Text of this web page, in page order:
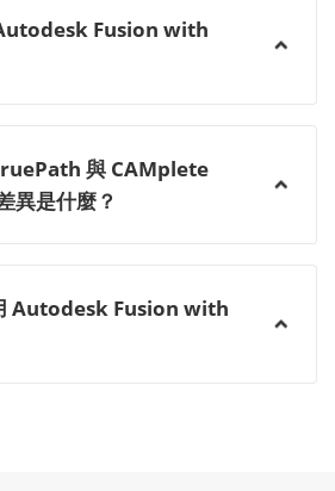
Fusion with
與 CAMplete
異是什麼？
Autodesk Fusion with